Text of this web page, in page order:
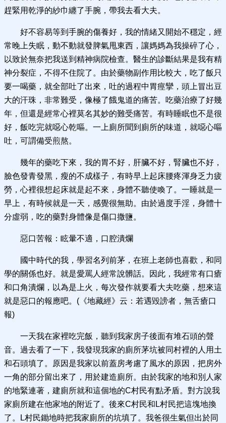
趕緊用乾淨的紗巾纏了手腕，帶我去看大夫。
好不容易等到手腕的傷養好，我的情緒又開始不穩定，經
常晚上失眠，動不動就發脾氣甩東西，讓媽媽為我操碎了心，
以致於無奈把我送到精神病院檢查。醫生的診斷結果是我有精
神分裂症，不得不住院了。由於藥物副作用比較大，吃了飯只
要一喝藥，就全部吐了出來，吐的過程中胃痙攣，頭上冒出豆
大的汗珠，非常難受，像極了餓鬼道的痛苦。吃藥治療了好幾
年，但還是經常心裡莫名其妙的難受痛苦。有時睡眠也不是很
好，飯吃完就噁心乾嘔。一上廁所聞到廁所的味道，就噁心嘔
吐，可謂備受煎熬。
幾年的藥吃下來，我的胃不好，肝臟不好，腎臟也不好，
臉色發青發黑，瘦的不成樣子，有時早上起床腰疼渾身乏力疲
勞，心裡很想起床就是起不來，身體不聽使喚了。一睡就是一
早上，有時候就是一天，感覺很無助。由於過度手淫，身體十
分虛弱，吃的藥對身體像是傷口撒鹽。
惡口苦報：眩暈不適，口腔潰爛
國中時代的我，學習名列前茅，在班上老師也喜歡，和同
學的關係也好。就是愛罵人經常說髒話。因此，我經常有口瘡
和口角潰爛，以為是上火，每次發作就要看大夫吃藥，想來這
就是惡口的報應吧。(《地藏經》云：若遇毀謗者，無舌瘡口
報)
一天我在家裡吃完飯，聽到我家房子後面有堆石頭的聲
音。過去看了一下，我發現我家的廁所茅坑被同村裡的人用土
和石頭填了。原因是我家以前蓋房考慮了風水的原因，把房外
一角的部分留出來了，用於建造廁所。由於我家的地和別人家
的地緊連著，建廁所就和這個地的C村民有點矛盾。對方說我
家廁所建在他家地的附近了。後來C村民和L村民把這塊地換
了。L村民鋤地時把我家廁所的坑填了。我爸很生氣但出於同